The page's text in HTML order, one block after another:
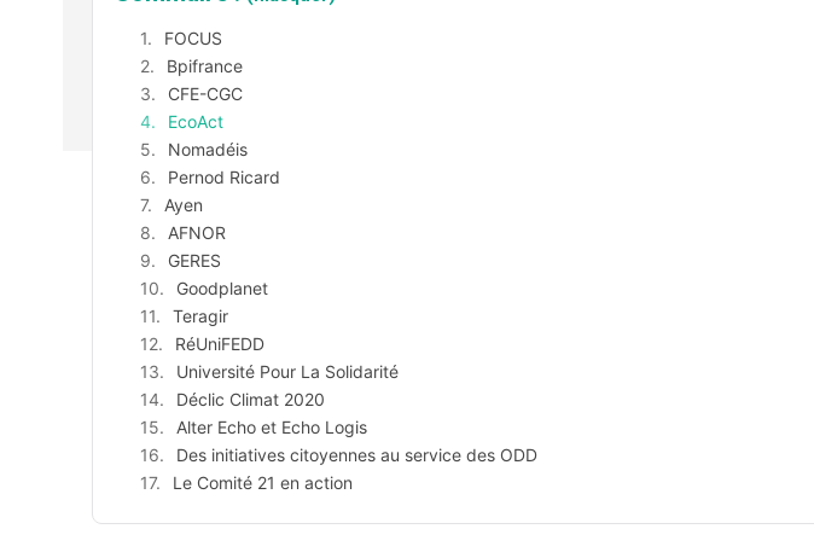
FOCUS
Bpifrance
CFE-CGC
EcoAct
Nomadéis
Pernod Ricard
Ayen
AFNOR
GERES
Goodplanet
Teragir
RéUniFEDD
Université Pour La Solidarité
Déclic Climat 2020
Alter Echo et Echo Logis
Des initiatives citoyennes au service des ODD
Le Comité 21 en action